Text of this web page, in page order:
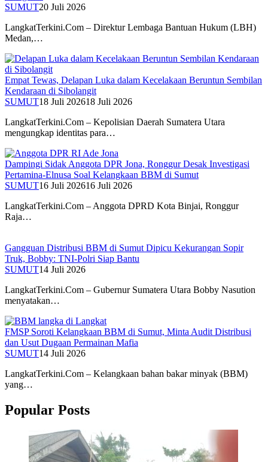
SUMUT20 Juli 2026
LangkatTerkini.Com – Direktur Lembaga Bantuan Hukum (LBH)
Medan,…
Empat Tewas, Delapan Luka dalam Kecelakaan Beruntun Sembilan
Kendaraan di Sibolangit
SUMUT18 Juli 202618 Juli 2026
LangkatTerkini.Com – Kepolisian Daerah Sumatera Utara
mengungkap identitas para…
Dampingi Sidak Anggota DPR Jona, Ronggur Desak Investigasi
Pertamina-Elnusa Soal Kelangkaan BBM di Sumut
SUMUT16 Juli 202616 Juli 2026
LangkatTerkini.Com – Anggota DPRD Kota Binjai, Ronggur
Raja…
Gangguan Distribusi BBM di Sumut Dipicu Kekurangan Sopir
Truk, Bobby: TNI-Polri Siap Bantu
SUMUT14 Juli 2026
LangkatTerkini.Com – Gubernur Sumatera Utara Bobby Nasution
menyatakan…
FMSP Soroti Kelangkaan BBM di Sumut, Minta Audit Distribusi
dan Usut Dugaan Permainan Mafia
SUMUT14 Juli 2026
LangkatTerkini.Com – Kelangkaan bahan bakar minyak (BBM)
yang…
Popular Posts